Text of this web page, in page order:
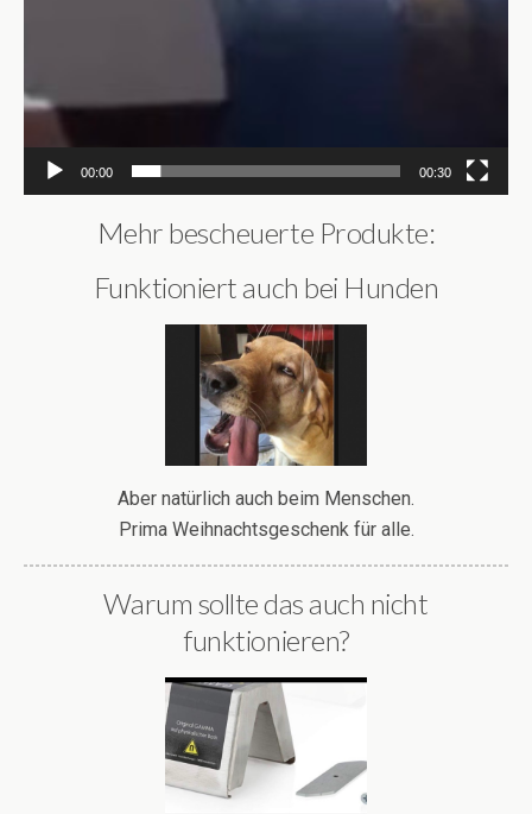
00:00 00:30
Mehr bescheuerte Produkte:
Funktioniert auch bei Hunden
Aber natürlich auch beim Menschen.
Prima Weihnachtsgeschenk für alle.
Warum sollte das auch nicht
funktionieren?